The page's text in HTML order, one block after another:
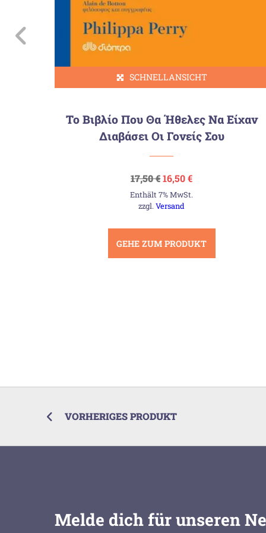
SCHNELLANSICHT
Το Βιβλίο Που Θα Ήθελες Να Είχαν
Διαβάσει Οι Γονείς Σου
17,50€Ursprünglicher
Preis
war:
17,50 €
16,50€Aktueller
ist:
Enthält 7% MwSt.
zzgl.Versand
GEHE ZUM PRODUKT
VORHERIGES PRODUKT
Melde dich für unseren